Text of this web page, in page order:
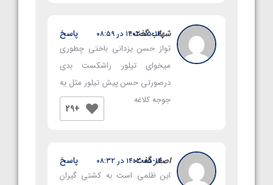
شهاب گفت:
۱۴۰۲-۰۵-۱۴ در ۰۸:۵۹
تواز حسن یزدانی باختی چطوری
میخوای تیلور راشکست بدی
درصورتی حسن پیش تیلور مثل یه
جوجه کلاغه
+29
پاسخ
اصغرگفت:
۱۴۰۲-۰۵-۱۴ در ۰۸:۳۲
این ظلمی است به کشتی گیران
پاسخ